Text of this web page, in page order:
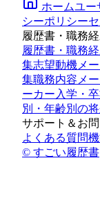
ホームユー
シーポリシー
履歴書・職務
履歴書・職務
集志望動機メ
集職務内容メ
ーカー入学・
別・年齢別の
サポート＆お
よくある質問
© すごい履歴書